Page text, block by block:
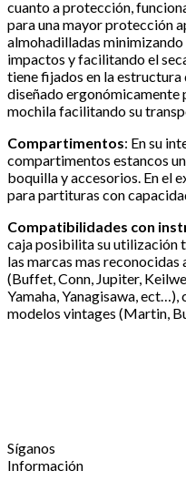
cuanto a protección,
para una mayor protección
almohadilladas
impactos y facilitando el
tiene fijados en la estructura
diseñado
mochila facilitando su
Compartimentos: En su
compartimentos estancos
boquilla y accesorios. En el
para partituras con
Compatibilidades con
caja posibilita su utilización
las marcas mas reconocidas
(Buffet, Conn, Jupiter,
Yamaha, Yanagisawa, ect…),
modelos vintages (Martin,
Síganos
Información